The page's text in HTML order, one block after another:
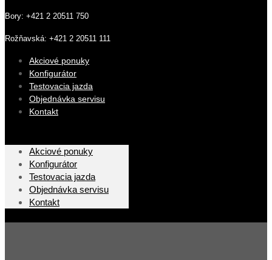
Bory: +421 2 20511 750
Rožňavská: +421 2 20511 111
Akciové ponuky
Konfigurátor
Testovacia jazda
Objednávka servisu
Kontakt
Akciové ponuky
Konfigurátor
Testovacia jazda
Objednávka servisu
Kontakt